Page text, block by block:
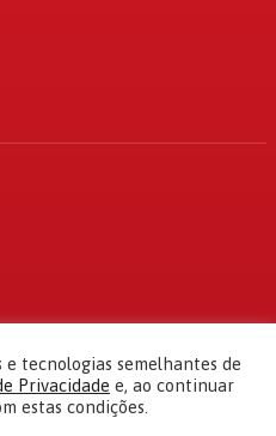
direitos reservados
tecnologias semelhantes de
Privacidade e, ao continuar
estas condições.